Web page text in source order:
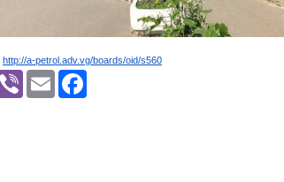
http://a-petrol.adv.vg/boards/oid/s560
Viber Email